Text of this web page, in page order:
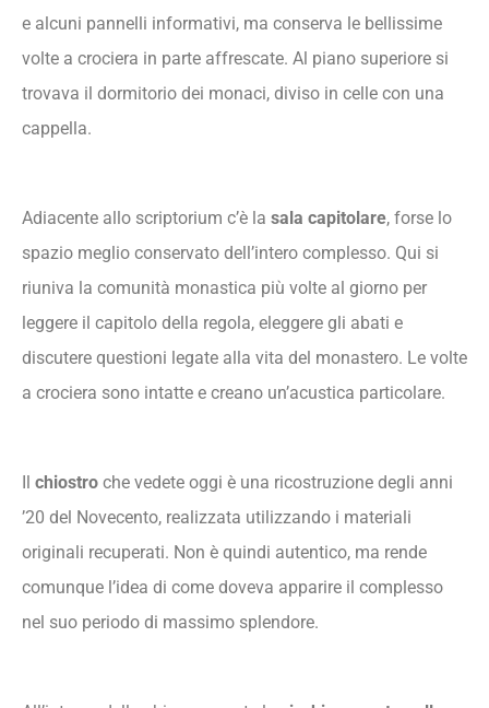
e alcuni pannelli informativi, ma conserva le bellissime
volte a crociera in parte affrescate. Al piano superiore si
trovava il dormitorio dei monaci, diviso in celle con una
cappella.
Adiacente allo scriptorium c’è la sala capitolare, forse lo
spazio meglio conservato dell’intero complesso. Qui si
riuniva la comunità monastica più volte al giorno per
leggere il capitolo della regola, eleggere gli abati e
discutere questioni legate alla vita del monastero. Le volte
a crociera sono intatte e creano un’acustica particolare.
Il chiostro che vedete oggi è una ricostruzione degli anni
’20 del Novecento, realizzata utilizzando i materiali
originali recuperati. Non è quindi autentico, ma rende
comunque l’idea di come doveva apparire il complesso
nel suo periodo di massimo splendore.